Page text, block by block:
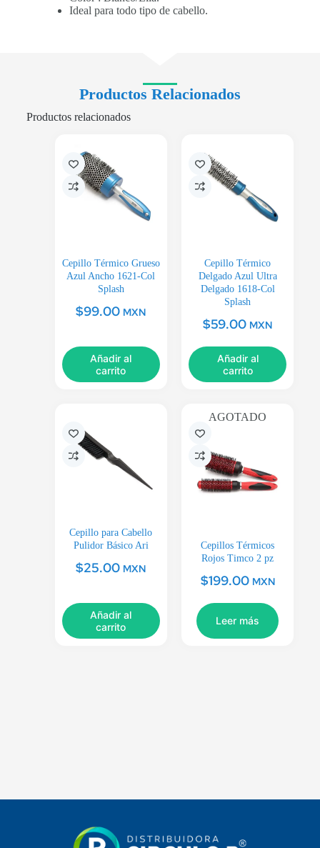
Ideal para todo tipo de cabello.
Productos Relacionados
Productos relacionados
Cepillo Térmico Grueso
Azul Ancho 1621-Col
Splash
$99.00 MXN
Añadir al
carrito
Cepillo Térmico
Delgado Azul Ultra
Delgado 1618-Col
Splash
$59.00 MXN
Añadir al
carrito
Cepillo para Cabello
Pulidor Básico Ari
$25.00 MXN
Añadir al
carrito
AGOTADO
Cepillos Térmicos
Rojos Timco 2 pz
$199.00 MXN
Leer más